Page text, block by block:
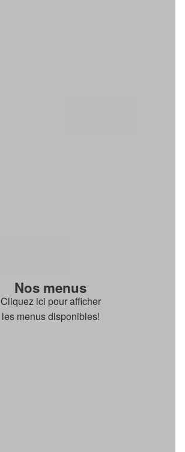
Nos menus
Cliquez ici pour afficher
les menus disponibles!